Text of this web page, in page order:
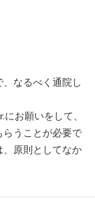
なるべく通院し
お願いをして、
うことが必要で
原則としてなか